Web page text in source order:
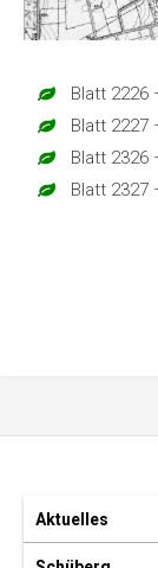
Blatt 2226
Blatt 2227
Blatt
Blatt 2327
Aktuelles